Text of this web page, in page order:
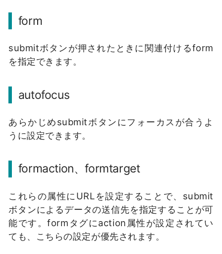
form
submitボタンが押されたときに関連付けるform
を指定できます。
autofocus
あらかじめsubmitボタンにフォーカスが合うよ
うに設定できます。
formaction、formtarget
これらの属性にURLを設定することで、submit
ボタンによるデータの送信先を指定することが可
能です。formタグにaction属性が設定されてい
ても、こちらの設定が優先されます。